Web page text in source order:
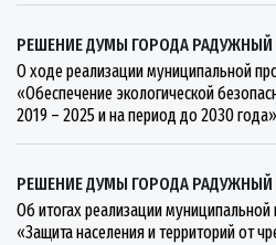
РЕШЕНИЕ ДУМЫ ГОРОДА РАДУЖНЫЙ
О ходе реализации муниципальной
«Обеспечение экологической
2019 – 2025 и на период до 2030
РЕШЕНИЕ ДУМЫ ГОРОДА РАДУЖНЫЙ
Об итогах реализации
«Защита населения и территорий от